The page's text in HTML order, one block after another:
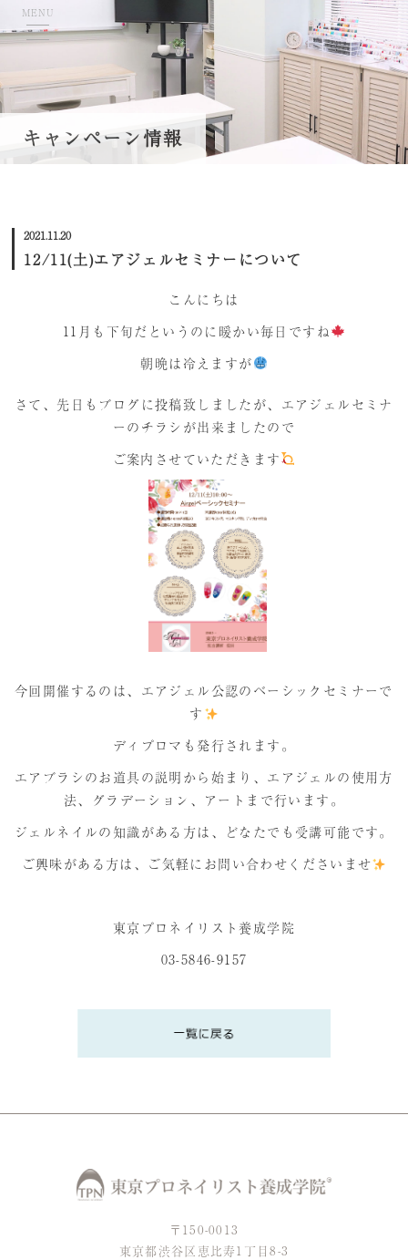
キャンペーン情報
MENU
TOP
当学院について
学費・募集要項
就職・キャリアサポート
プレミアム講義のご案内
2021.11.20
12/11(土)エアジェルセミナーについて
こんにちは
11月も下旬だというのに暖かい毎日ですね
朝晩は冷えますが
さて、先日もブログに投稿致しましたが、エアジェルセミナ
ーのチラシが出来ましたので
ご案内させていただきます
今回開催するのは、エアジェル公認のベーシックセミナーで
す
ディプロマも発行されます。
エアブラシのお道具の説明から始まり、エアジェルの使用方
法、グラデーション、アートまで行います。
ジェルネイルの知識がある方は、どなたでも受講可能です。
ご興味がある方は、ご気軽にお問い合わせくださいませ
東京プロネイリスト養成学院
03-5846-9157
〒150-0013
東京都渋谷区恵比寿1丁目8-3